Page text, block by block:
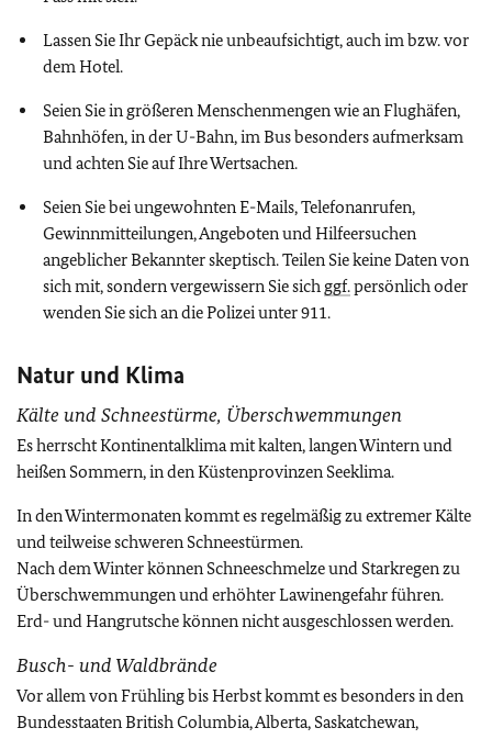
Lassen Sie Ihr Gepäck nie unbeaufsichtigt, auch im bzw. vor
dem Hotel.
Seien Sie in größeren Menschenmengen wie an Flughäfen,
Bahnhöfen, in der U-Bahn, im Bus besonders aufmerksam
und achten Sie auf Ihre Wertsachen.
Seien Sie bei ungewohnten E-Mails, Telefonanrufen,
Gewinnmitteilungen, Angeboten und Hilfeersuchen
angeblicher Bekannter skeptisch. Teilen Sie keine Daten von
sich mit, sondern vergewissern Sie sich ggf.persönlich oder
wenden Sie sich an die Polizei unter 911.
Natur und Klima
Kälte und Schneestürme, Überschwemmungen
Es herrscht Kontinentalklima mit kalten, langen Wintern und
heißen Sommern, in den Küstenprovinzen Seeklima.
In den Wintermonaten kommt es regelmäßig zu extremer Kälte
und teilweise schweren Schneestürmen.
Nach dem Winter können Schneeschmelze und Starkregen zu
Überschwemmungen und erhöhter Lawinengefahr führen.
Erd- und Hangrutsche können nicht ausgeschlossen werden.
Busch- und Waldbrände
Vor allem von Frühling bis Herbst kommt es besonders in den
Bundesstaaten British Columbia, Alberta, Saskatchewan,